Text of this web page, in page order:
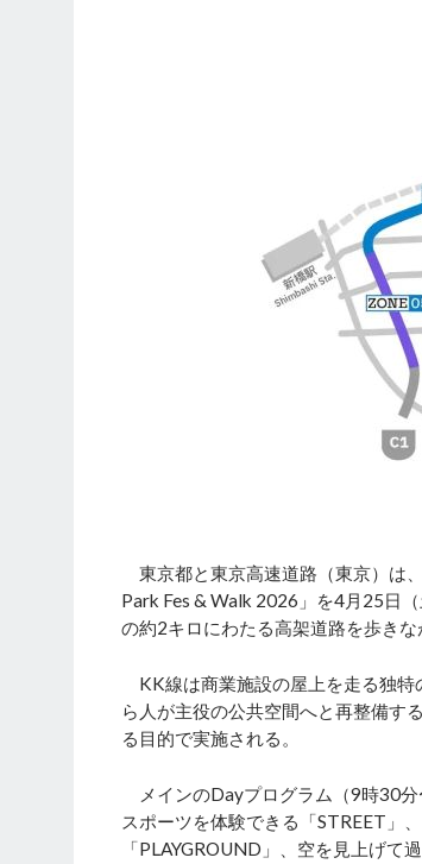
東京都と東京高速道路（東京）は
Park Fes & Walk 2026」を4月25日
の約2キロにわたる高架道路を歩き
KK線は商業施設の屋上を走る独特
ら人が主役の公共空間へと再整備す
る目的で実施される。
メインのDayプログラム（9時30分
スポーツを体験できる「STREET」
「PLAYGROUND」、空を見上げて